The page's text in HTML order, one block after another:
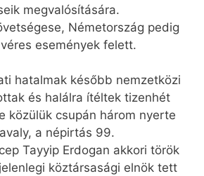
megvalósítására.
Németország pedig
események felett.
hatalmak később nemzetközi
és halálra ítéltek tizenhét
közülük csupán három nyerte
a népirtás 99.
Tayyip Erdogan akkori török
köztársasági elnök tett